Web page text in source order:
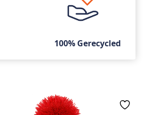
100% Gerecycled